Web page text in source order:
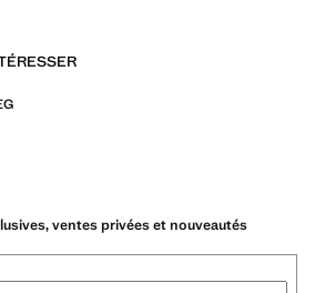
ventes privées et nouveautés